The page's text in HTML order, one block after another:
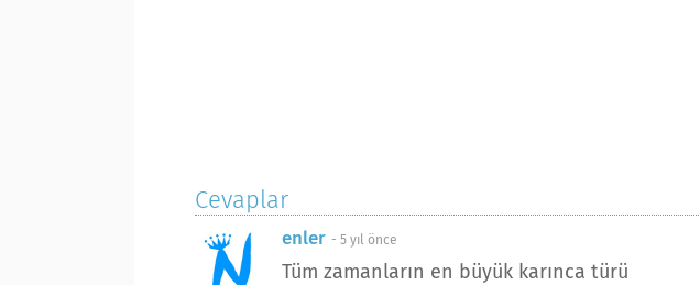
Cevaplar
enler - 5 yıl önce
Tüm zamanların en büyük karınca türü